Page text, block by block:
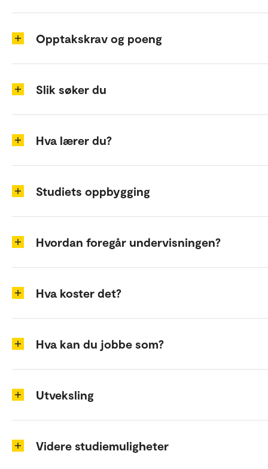
Opptakskrav og poeng
Slik søker du
Hva lærer du?
Studiets oppbygging
Hvordan foregår undervisningen?
Hva koster det?
Hva kan du jobbe som?
Utveksling
Videre studiemuligheter